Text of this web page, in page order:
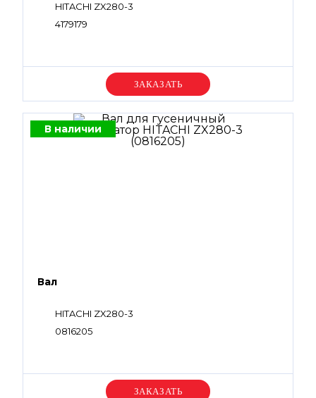
HITACHI ZX280-3
4179179
Уточняйте цену
В наличии
Вал
HITACHI ZX280-3
0816205
Уточняйте цену